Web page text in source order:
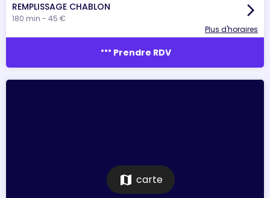
REMPLISSAGE CHABLON
180 min - 45 €
arrow_forward_ios
Plus d'horaires
more_horiz Prendre RDV
map carte